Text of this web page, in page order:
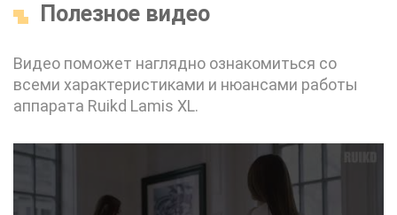
Полезное видео
Видео поможет наглядно ознакомиться со
всеми характеристиками и нюансами работы
аппарата Ruikd Lamis XL.